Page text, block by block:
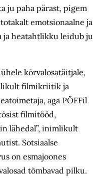
ju paha pärast, pigem
emotsionaalne ja
ja heatahtlikku leidub ju
kõrvalosatäitjale,
filmikriitik ja
aga PÖFFil
filmitööd,
lähedal”, inimlikult
Sotsiaalse
on esmajoones
tõmbavad pilku.